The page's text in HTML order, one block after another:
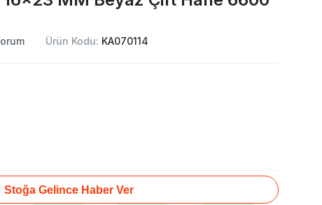
Ürün Kodu: KA070114
Stoğa Gelince Haber Ver